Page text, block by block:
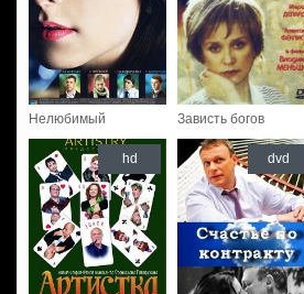
Нелюбимый Зависть богов
hd dvd